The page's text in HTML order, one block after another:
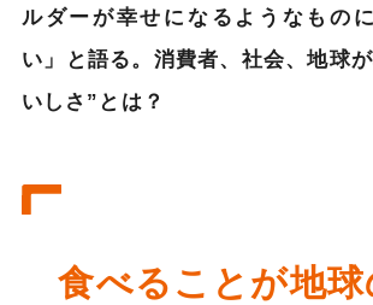
ルダーが幸せになるようなもの
い」と語る。消費者、社会、地球
いしさ”とは？
食べることが地球